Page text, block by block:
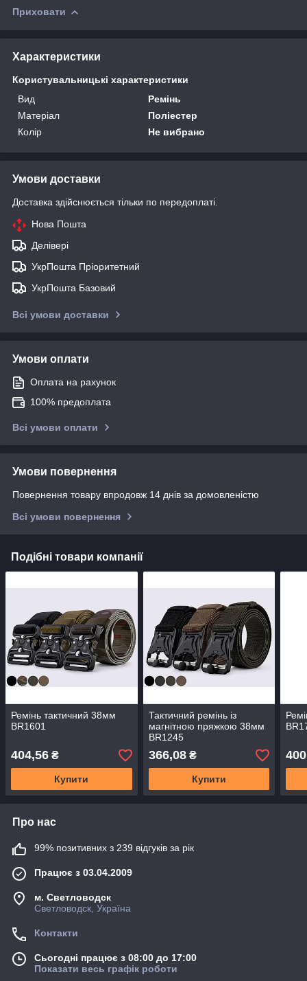
Приховати
Характеристики
Користувальницькі характеристики
Вид
Ремінь
Матеріал
Поліестер
Колір
Не вибрано
Умови доставки
Доставка здійснюється тільки по передоплаті.
Нова Пошта
Делівері
УкрПошта Пріоритетний
УкрПошта Базовий
Всі умови доставки
Умови оплати
Оплата на рахунок
100% предоплата
Всі умови оплати
Умови повернення
Повернення товару впродовж 14 днів за домовленістю
Всі умови повернення
Подібні товари компанії
Ремінь тактичний 38мм
BR1601
404,56 ₴
Купити
Тактичний ремінь із
магнітною пряжкою 38мм
BR1245
366,08₴
Купити
Про нас
99% позитивних з 239 відгуків за рік
Працює з 03.04.2009
м. Светловодск
Светловодск, Україна
Контакти
Сьогодні працює з 08:00 до 17:00
Показати весь графік роботи